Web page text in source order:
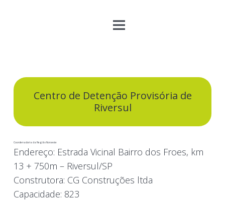
Centro de Detenção Provisória de
Riversul
Coordenadoria da Região Noroeste
Endereço: Estrada Vicinal Bairro dos Froes, km
13 + 750m – Riversul/SP
Construtora: CG Construções ltda
Capacidade: 823